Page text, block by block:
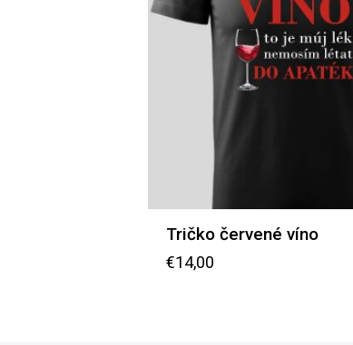
Tričko červené víno
€14,00